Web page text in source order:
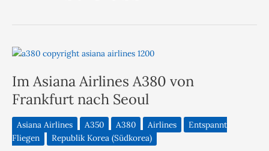
Im Asiana Airlines A380 von
Frankfurt nach Seoul
Asiana Airlines A350 A380 Airlines
Entspannt
Fliegen
Republik Korea (Südkorea)